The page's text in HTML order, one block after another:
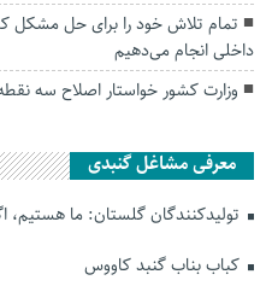
تمام تلاش خود را برای حل مشکل
داخلی انجام می‌دهیم
وزارت کشور خواستار اصلاح سه
معرفی مشاغل گنبدی
تولیدکنندگان گلستان: ما هستیم،
کباب بناب گنبد کاووس